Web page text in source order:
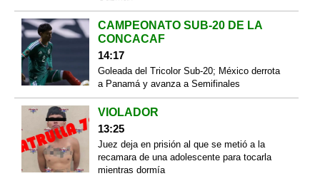
CAMPEONATO SUB-20 DE LA
CONCACAF
14:17
Goleada del Tricolor Sub-20; México derrota
a Panamá y avanza a Semifinales
VIOLADOR
13:25
Juez deja en prisión al que se metió a la
recamara de una adolescente para tocarla
mientras dormía